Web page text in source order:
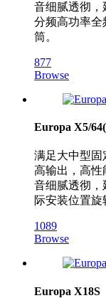
音细腻透彻，
分频高功率全
筒。
877
Browse
Europa X5/
满足大中型固
高输出，高性
音细腻透彻，
际安装位置旋
1089
Browse
Europa X18S